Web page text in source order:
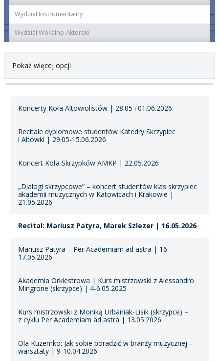
Wydział Instrumentalny
Wydział Wokalno-Aktorski
Pokaż więcej opcji
Koncerty Koła Altowiolistów | 28.05 i 01.06.2026
Recitale dyplomowe studentów Katedry Skrzypiec
i Altówki | 29.05-15.06.2026
Koncert Koła Skrzypków AMKP | 22.05.2026
„Dialogi skrzypcowe” – koncert studentów klas skrzypiec
akademii muzycznych w Katowicach i Krakowie |
21.05.2026
Recital: Mariusz Patyra, Marek Szlezer | 16.05.2026
Mariusz Patyra – Per Academiam ad astra | 16-
17.05.2026
Akademia Orkiestrowa | Kurs mistrzowski z Alessandro
Mingrone (skrzypce) | 4-6.05.2025
Kurs mistrzowski z Moniką Urbaniak-Lisik (skrzypce) –
z cyklu Per Academiam ad astra | 13.05.2026
Ola Kuzemko: Jak sobie poradzić w branży muzycznej –
warsztaty | 9-10.04.2026